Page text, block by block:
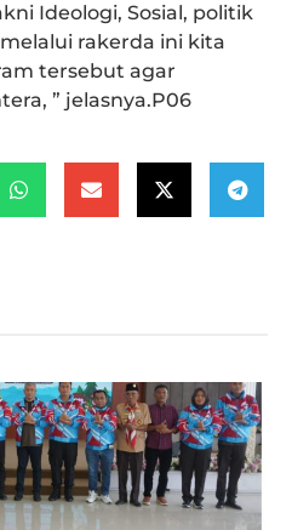
Ideologi, Sosial, politik
rakerda ini kita
tersebut agar
” jelasnya.P06